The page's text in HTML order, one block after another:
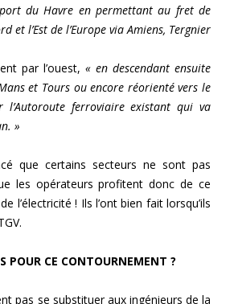
du Havre en permettant au fret de
et l’Est de l’Europe via Amiens, Tergnier
par l’ouest, « en descendant ensuite
et Tours ou encore réorienté vers le
l’Autoroute ferroviaire existant qui va
»
que certains secteurs ne sont pas
les opérateurs profitent donc de ce
l’électricité ! Ils l’ont bien fait lorsqu’ils
POUR CE CONTOURNEMENT ?
pas se substituer aux ingénieurs de la